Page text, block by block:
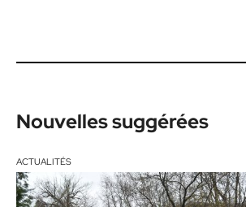
Nouvelles suggérées
ACTUALITÉS